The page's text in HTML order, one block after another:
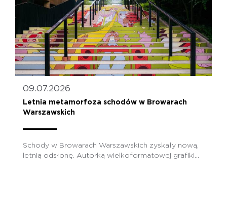
09.07.2026
Letnia metamorfoza schodów w Browarach
Warszawskich
Schody w Browarach Warszawskich zyskały nową,
letnią odsłonę. Autorką wielkoformatowej grafiki...